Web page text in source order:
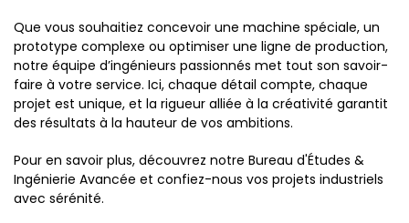
Que vous souhaitiez concevoir une machine spéciale, un
prototype complexe ou optimiser une ligne de production,
notre équipe d’ingénieurs passionnés met tout son savoir-
faire à votre service. Ici, chaque détail compte, chaque
projet est unique, et la rigueur alliée à la créativité garantit
des résultats à la hauteur de vos ambitions.
Pour en savoir plus, découvrez notre Bureau d'Études &
Ingénierie Avancée et confiez-nous vos projets industriels
avec sérénité.